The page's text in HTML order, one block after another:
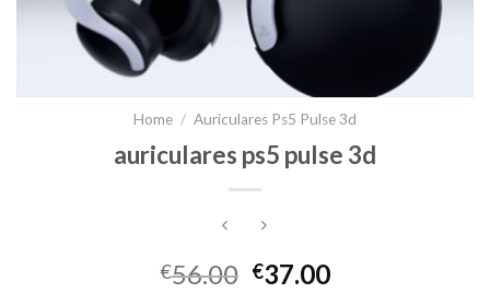
Home / Auriculares Ps5 Pulse 3d
auriculares ps5 pulse 3d
€56.00 €37.00